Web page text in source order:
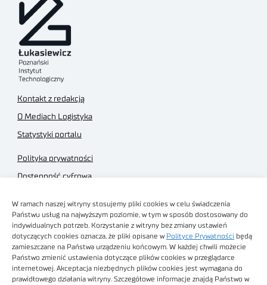
W ramach naszej witryny stosujemy pliki cookies w celu świadczenia
Państwu usług na najwyższym poziomie, w tym w sposób dostosowany do
indywidualnych potrzeb. Korzystanie z witryny bez zmiany ustawień
dotyczących cookies oznacza, że pliki opisane w Polityce Prywatności będą
zamieszczane na Państwa urządzeniu końcowym. W każdej chwili możecie
Państwo zmienić ustawienia dotyczące plików cookies w przeglądarce
internetowej. Akceptacja niezbędnych plików cookies jest wymagana do
prawidłowego działania witryny. Szczegółowe informacje znajdą Państwo w
Kontakt z redakcją
O Mediach Logistyka
Statystyki portalu
Polityka prywatności
Dostępność cyfrowa
Regulamin sklepu
Obrazy stockowe